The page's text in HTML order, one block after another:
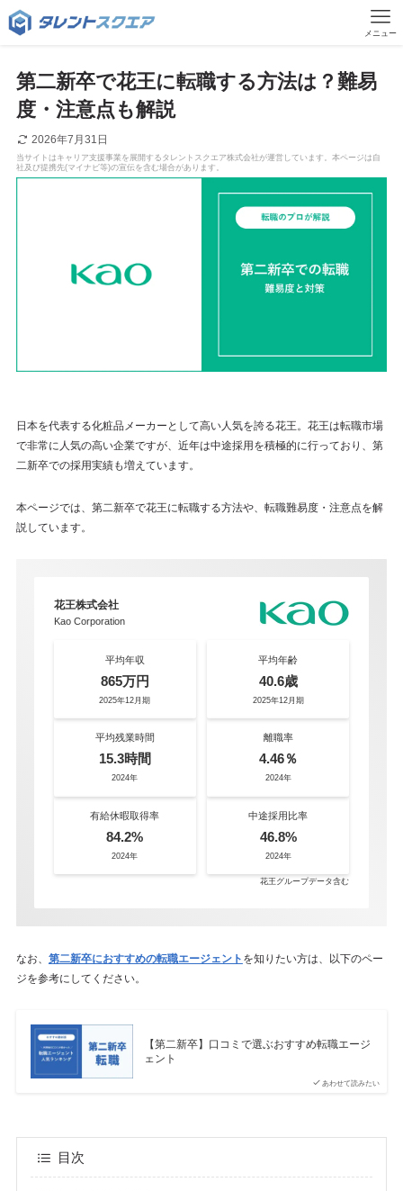
メニュー
第二新卒で花王に転職する方法は？難易
度・注意点も解説
2026年7月31日
日本を代表する化粧品メーカーとして高い人気を誇る花王。花王は転職市場
で非常に人気の高い企業ですが、近年は中途採用を積極的に行っており、第
二新卒での採用実績も増えています。
本ページでは、第二新卒で花王に転職する方法や、転職難易度・注意点を解
説しています。
花王株式会社
Kao Corporation
平均年収
865万円
2025年12月期
平均年齢
40.6歳
2025年12月期
平均残業時間
15.3時間
2024年
離職率
4.46％
2024年
有給休暇取得率
84.2%
2024年
中途採用比率
46.8%
2024年
花王グループデータ含む
なお、 第二新卒におすすめの転職エージェント を知りたい方は、以下のペー
ジを参考にしてください。
あわせて読みたい
【第二新卒】口コミで選ぶおすすめ転職エージ
ェント
目次